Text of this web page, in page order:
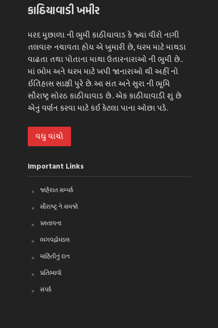
કાઠિયાવાડી ખમીર
મરદ મુછાળા ની ભુમી કાઠીયાવાડ કે જ્યાં વીરો નાગી
તલવારુ નચાવતા હોય એ ખુમારી છે, ધરમ માટે માથડા
વાઢતા તથા પોતાના માથા ઉતારનારાઓ ની ભુમી છે..
માં ભોમ અને ધરમ માટે ખપી જાનારાઓ થી અહીં નો
ઈતિહાસ સાક્ષી પુરે છે. આ સંત અને સુરા ની ભૂમિ
સૌરાષ્ટ્ર સોરઠ કાઠીયાવાડ છે.. એક કાઠીયાવાડી શું છે
એનું વર્ણન કરવા માટે કંઈ કેટલા પાના ઓછા પડે.
વધુ વાંચો
Important Links
જાહેરાત સમ્પર્ક
સૌરાષ્ટ્ર ને સમજો
પ્રસ્તાવના
ભગવદ્ગોમંડલ
માહિતીનું દાન
પ્રતિભાવો
સંપર્ક